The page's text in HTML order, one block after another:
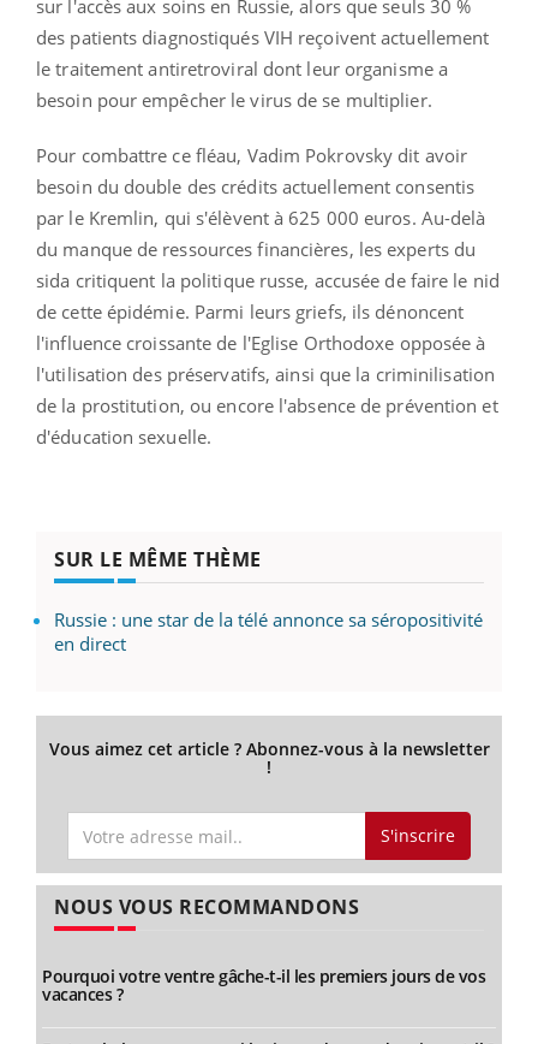
sur l'accès aux soins en Russie, alors que seuls 30 %
des patients diagnostiqués VIH reçoivent actuellement
le traitement antiretroviral dont leur organisme a
besoin pour empêcher le virus de se multiplier.
Pour combattre ce fléau, Vadim Pokrovsky dit avoir
besoin du double des crédits actuellement consentis
par le Kremlin, qui s'élèvent à 625 000 euros. Au-delà
du manque de ressources financières, les experts du
sida critiquent la politique russe, accusée de faire le nid
de cette épidémie. Parmi leurs griefs, ils dénoncent
l'influence croissante de l'Eglise Orthodoxe opposée à
l'utilisation des préservatifs, ainsi que la criminilisation
de la prostitution, ou encore l'absence de prévention et
d'éducation sexuelle.
SUR LE MÊME THÈME
Russie : une star de la télé annonce sa séropositivité
en direct
Vous aimez cet article ? Abonnez-vous à la newsletter
!
S'inscrire
NOUS VOUS RECOMMANDONS
Pourquoi votre ventre gâche-t-il les premiers jours de vos
vacances ?